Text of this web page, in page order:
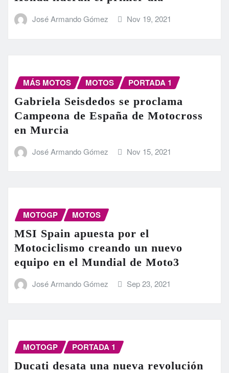
José Armando Gómez Nov 19, 2021
MÁS MOTOS MOTOS PORTADA 1
Gabriela Seisdedos se proclama
Campeona de España de Motocross
en Murcia
José Armando Gómez Nov 15, 2021
MOTOGP MOTOS
MSI Spain apuesta por el
Motociclismo creando un nuevo
equipo en el Mundial de Moto3
José Armando Gómez Sep 23, 2021
MOTOGP PORTADA 1
Ducati desata una nueva revolución